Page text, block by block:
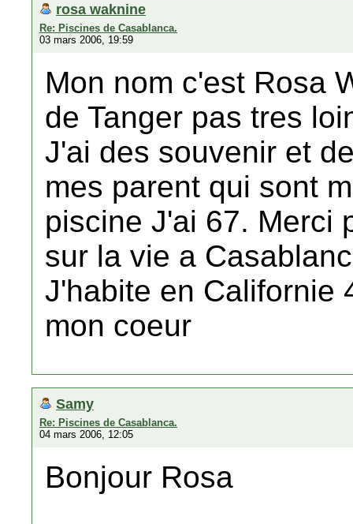
rosa waknine
Re: Piscines de Casablanca.
03 mars 2006, 19:59
Mon nom c'est Rosa
de Tanger pas tres
J'ai des souvenir et
mes parent qui sont
piscine J'ai 67. Merci
sur la vie a
J'habite en Californie
mon coeur
Samy
Re: Piscines de Casablanca.
04 mars 2006, 12:05
Bonjour Rosa